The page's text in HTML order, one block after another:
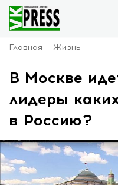
Главная Жизнь
В Москве
лидеры
в Россию?